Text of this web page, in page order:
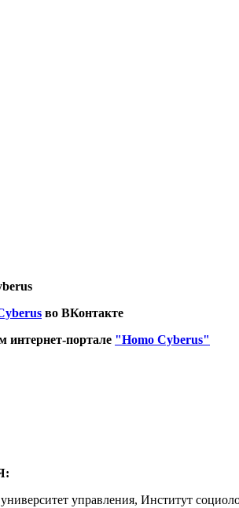
во ВКонтакте
интернет-портале "Homo Cyberus"
управления, Институт